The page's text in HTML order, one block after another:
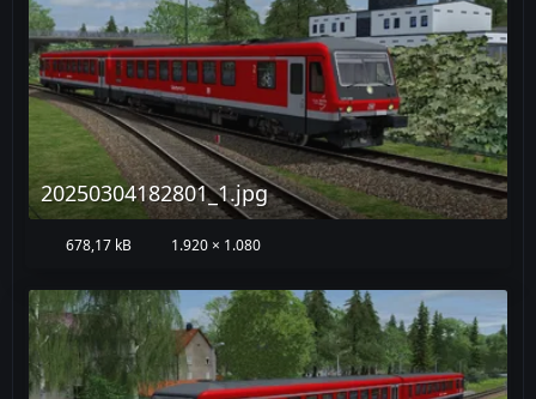
20250304182801_1.jpg
678,17 kB 1.920 × 1.080